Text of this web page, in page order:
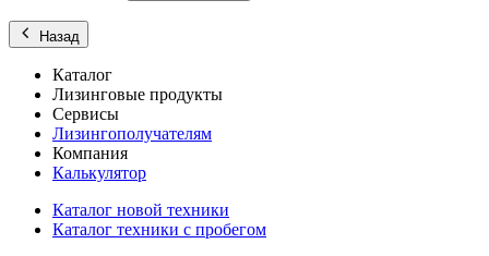
Назад
Каталог
Лизинговые продукты
Сервисы
Лизингополучателям
Компания
Калькулятор
Каталог новой техники
Каталог техники с пробегом